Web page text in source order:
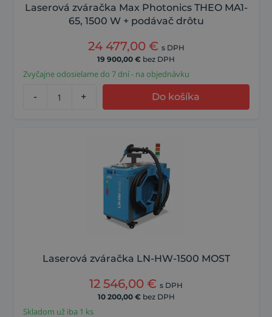
Laserová zváračka Max Photonics THEO MA1-
65, 1500 W + podávač drôtu
24 477,00 € s DPH
19 900,00 € bez DPH
Zvyčajne odosielame do 7 dní - na objednávku
- + Do košíka
Laserová zváračka LN-HW-1500 MOST
12 546,00 € s DPH
10 200,00 € bez DPH
Skladom už iba 1 ks